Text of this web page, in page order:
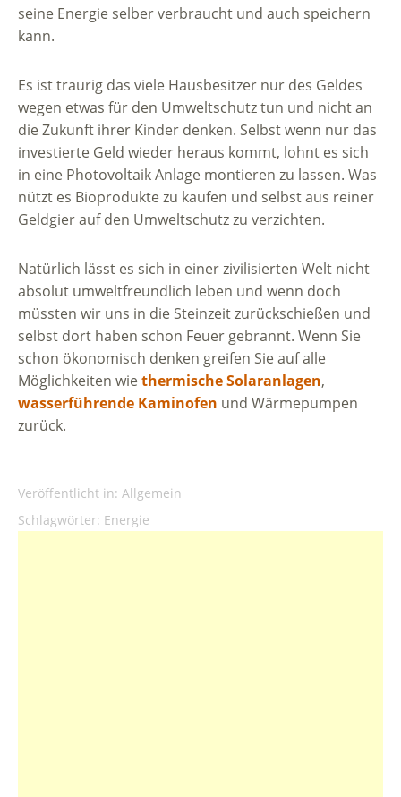
seine Energie selber verbraucht und auch speichern
kann.
Es ist traurig das viele Hausbesitzer nur des Geldes
wegen etwas für den Umweltschutz tun und nicht an
die Zukunft ihrer Kinder denken. Selbst wenn nur das
investierte Geld wieder heraus kommt, lohnt es sich
in eine Photovoltaik Anlage montieren zu lassen. Was
nützt es Bioprodukte zu kaufen und selbst aus reiner
Geldgier auf den Umweltschutz zu verzichten.
Natürlich lässt es sich in einer zivilisierten Welt nicht
absolut umweltfreundlich leben und wenn doch
müssten wir uns in die Steinzeit zurückschießen und
selbst dort haben schon Feuer gebrannt. Wenn Sie
schon ökonomisch denken greifen Sie auf alle
Möglichkeiten wiethermische Solaranlagen,
wasserführende Kaminofen und Wärmepumpen
zurück.
Veröffentlicht in: Allgemein
Schlagwörter: Energie